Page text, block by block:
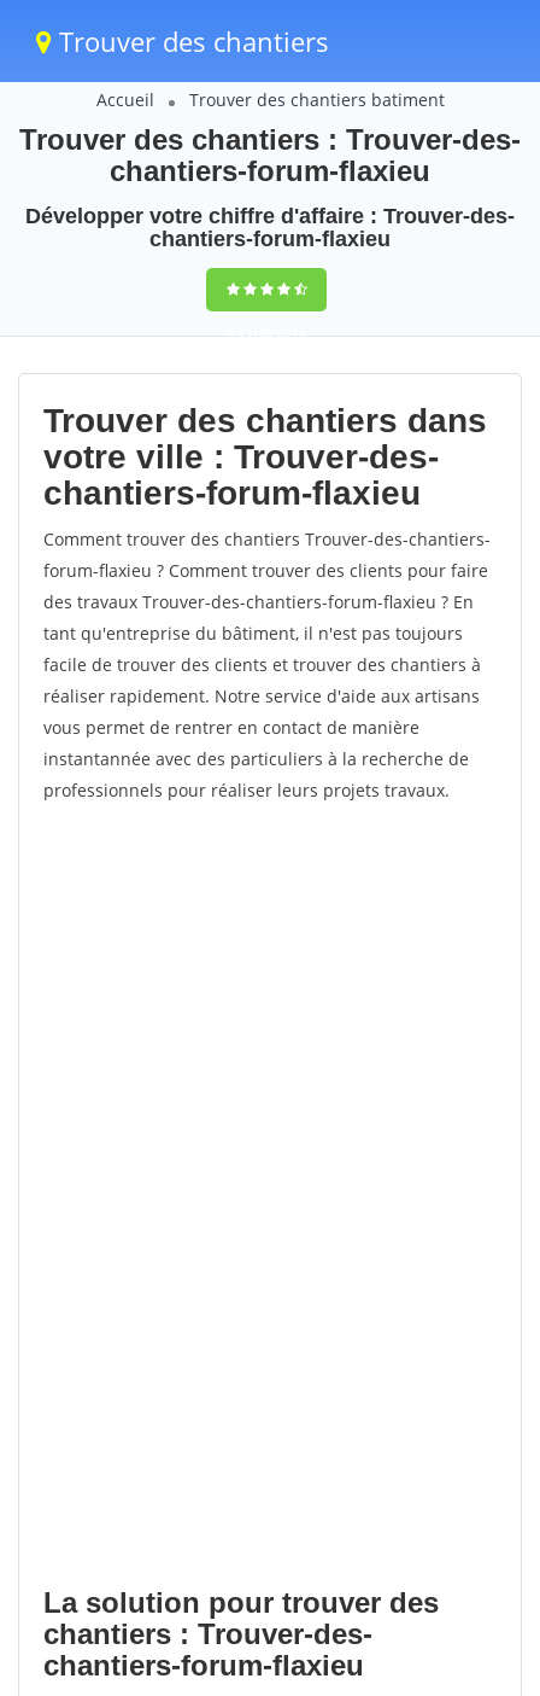
Trouver des chantiers
Accueil Trouver des chantiers batiment
Trouver des chantiers : Trouver-des-
chantiers-forum-flaxieu
Développer votre chiffre d'affaire : Trouver-des-
chantiers-forum-flaxieu
9,5(100%)74
votes
Trouver des chantiers dans
votre ville : Trouver-des-
chantiers-forum-flaxieu
Comment trouver des chantiers Trouver-des-chantiers-
forum-flaxieu ? Comment trouver des clients pour faire
des travaux Trouver-des-chantiers-forum-flaxieu ? En
tant qu'entreprise du bâtiment, il n'est pas toujours
facile de trouver des clients et trouver des chantiers à
réaliser rapidement. Notre service d'aide aux artisans
vous permet de rentrer en contact de manière
instantannée avec des particuliers à la recherche de
professionnels pour réaliser leurs projets travaux.
La solution pour trouver des
chantiers : Trouver-des-
chantiers-forum-flaxieu